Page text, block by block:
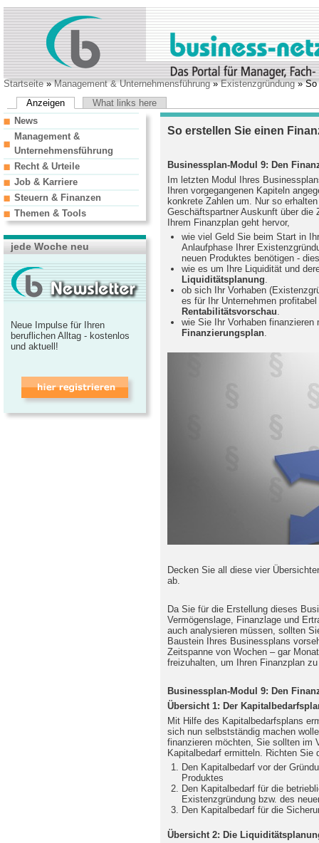
Startseite»Management & Unternehmensführung»Existenzgründung» So
Anzeigen
What links here
So erstellen Sie einen
Businessplan-Modul 9: Den
Im letzten Modul Ihres
Ihren vorgegangenen Kapiteln
konkrete Zahlen um. Nur so
Geschäftspartner Auskunft über die
Ihrem Finanzplan geht hervor,
wie viel Geld Sie beim Start in
Anlaufphase Ihrer
neuen Produktes benötigen -
wie es um Ihre Liquidität und
Liquiditätsplanung
ob sich Ihr Vorhaben
es für Ihr Unternehmen
Rentabilitätsvorschau
wie Sie Ihr Vorhaben finanzieren
Finanzierungsplan
Decken Sie all diese vier
ab.
Da Sie für die Erstellung dieses
Vermögenslage, Finanzlage und
auch analysieren müssen, sollten
Baustein Ihres Businessplans
Zeitspanne von Wochen – gar
freizuhalten, um Ihren Finanzplan
Businessplan-Modul 9: Den
Übersicht 1: Der
Mit Hilfe des Kapitalbedarfsplans
sich nun selbstständig machen
finanzieren möchten, Sie sollten im
Kapitalbedarf ermitteln. Richten Sie
Den Kapitalbedarf vor der
Produktes
Den Kapitalbedarf für die
Existenzgründung bzw. des
Den Kapitalbedarf für die
Übersicht 2: Die
News
Management &
Unternehmensführung
Recht & Urteile
Job & Karriere
Steuern & Finanzen
Themen & Tools
jede Woche neu
Neue Impulse für Ihren
beruflichen Alltag - kostenlos
und aktuell!